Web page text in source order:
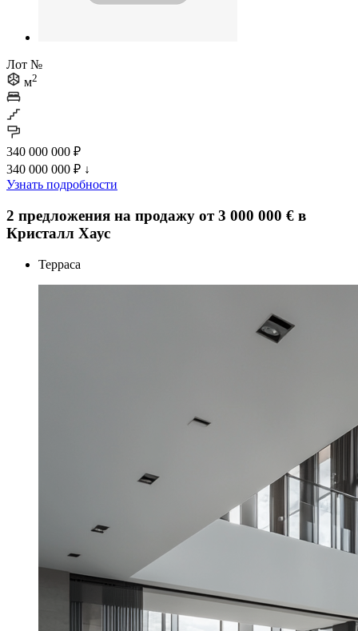
Лот №
м2
340 000 000 ₽
340 000 000 ₽ ↓
Узнать подробности
2 предложения на продажу от 3 000 000 € в
Кристалл Хаус
Терраса